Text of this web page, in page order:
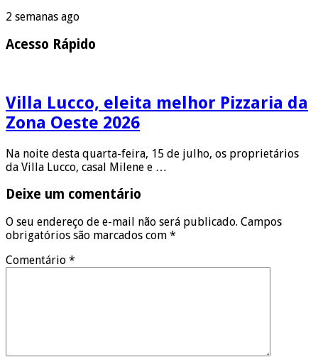
2 semanas ago
Acesso Rápido
Villa Lucco, eleita melhor Pizzaria da
Zona Oeste 2026
Na noite desta quarta-feira, 15 de julho, os proprietários
da Villa Lucco, casal Milene e …
Deixe um comentário
O seu endereço de e-mail não será publicado. Campos
obrigatórios são marcados com *
Comentário *